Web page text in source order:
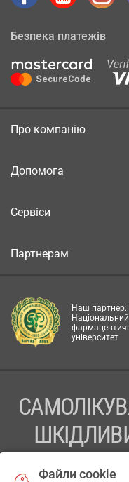
Безпека платежів
Про компанію
Допомога
Сервіси
Партнерам
Наш партнер:
Національний
університет
Файли cookie